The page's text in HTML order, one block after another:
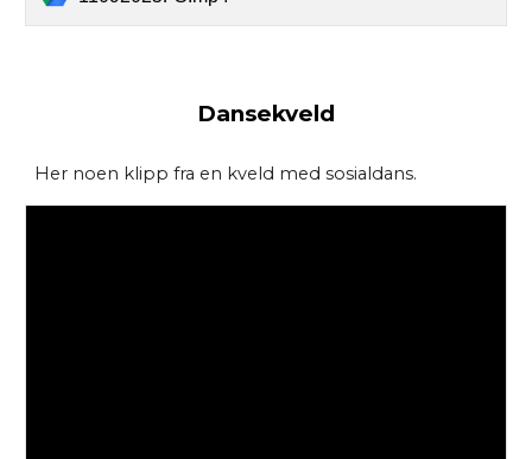
Dansekveld
Her noen klipp fra en kveld med sosialdans.